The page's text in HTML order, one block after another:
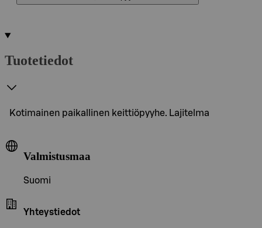
Tuotetiedot
Kotimainen paikallinen keittiöpyyhe. Lajitelma
Valmistusmaa
Suomi
Yhteystiedot